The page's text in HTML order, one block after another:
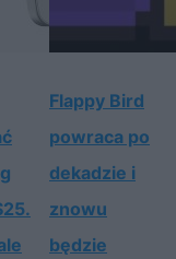
Flappy Bird
powraca po
dekadzie i
znowu
będzie